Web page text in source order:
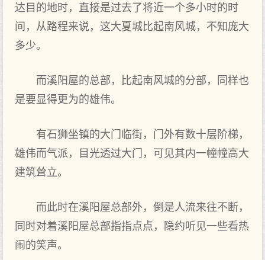
达目的地时，直接是过去了将近一个多小时的时
间，从路程来说，这大夏城比起南风城，不知庞大
多少。
而溪阳屋的总部，比起南风城的分部，同样也
是要显得更为的雄伟。
有石狮坐镇的大门临街，门外有数十层阶梯，
雄伟而气派，目光透过大门，可见其内一幢幢高大
建筑耸立。
而此时在溪阳屋总部外，倒是人流来往不断，
同时对着溪阳屋总部指指点点，隐约听见一些看热
闹的笑声。